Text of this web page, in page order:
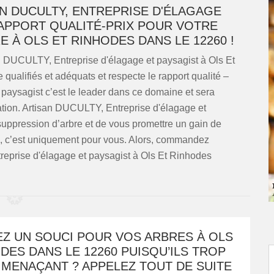
DUCULTY, ENTREPRISE D'ÉLAGAGE
QUALITÉ-PRIX POUR VOTRE
À OLS ET RINHODES DANS LE 12260 !
Entreprise d'élagage et paysagist à Ols Et
et adéquats et respecte le rapport qualité –
c’est le leader dans ce domaine et sera
Artisan DUCULTY, Entreprise d'élagage et
d’arbre et de vous promettre un gain de
uniquement pour vous. Alors, commandez
d'élagage et paysagist à Ols Et Rinhodes
UN SOUCI POUR VOS ARBRES À OLS
DANS LE 12260 PUISQU’ILS TROP
? APPELEZ TOUT DE SUITE